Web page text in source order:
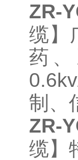
ZR-
缆】
药
制、
ZR-
缆】